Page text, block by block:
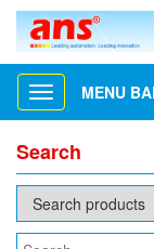
Toggle
navigation
MENU
Search